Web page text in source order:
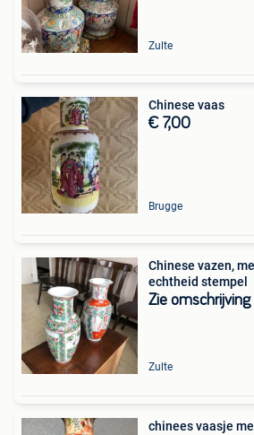
Zulte
Chinese vaas
€ 7,00
Brugge
Chinese vazen,
echtheid stempel
Zie omschrijving
Zulte
chinees vaasje